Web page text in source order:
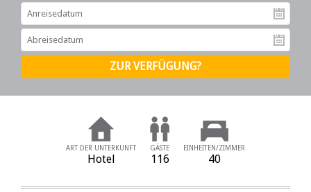
ART DER UNTERKUNFT
Hotel
GÄSTE
116
EINHEITEN/ZIMMER
40